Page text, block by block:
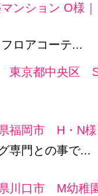
ンション O様
ロアコーテ...
東京都中央区
福岡市 H・N様
専門との事で...
川口市 M幼稚